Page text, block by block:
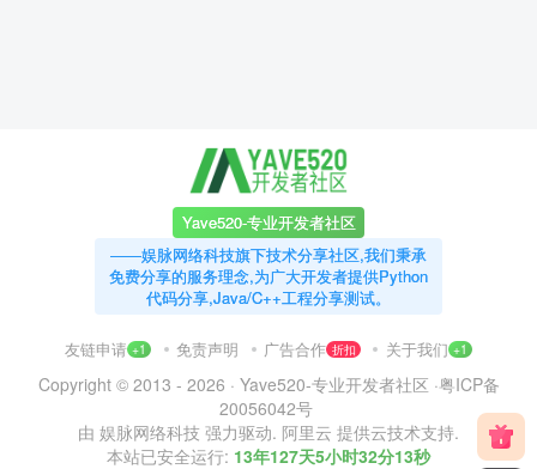
Yave520-专业开发者社区
——娱脉网络科技旗下技术分享社区,我们秉承
免费分享的服务理念,为广大开发者提供Python
代码分享,Java/C++工程分享测试。
友链申请 +1 免责声明 广告合作 折扣 关于我们 +1
Copyright © 2013 - 2026 · Yave520-专业开发者社区 ·粤ICP备
20056042号
由 娱脉网络科技 强力驱动. 阿里云 提供云技术支持.
本站已安全运行: 13年127天5小时32分13秒